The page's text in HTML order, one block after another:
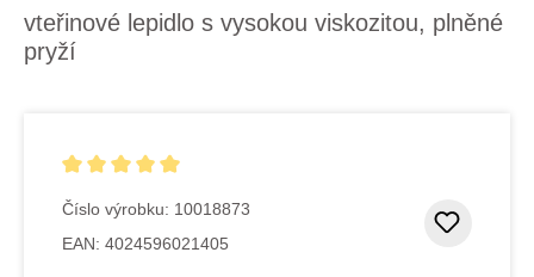
vteřinové lepidlo s vysokou viskozitou, plněné
pryží
Číslo výrobku: 10018873
EAN: 4024596021405